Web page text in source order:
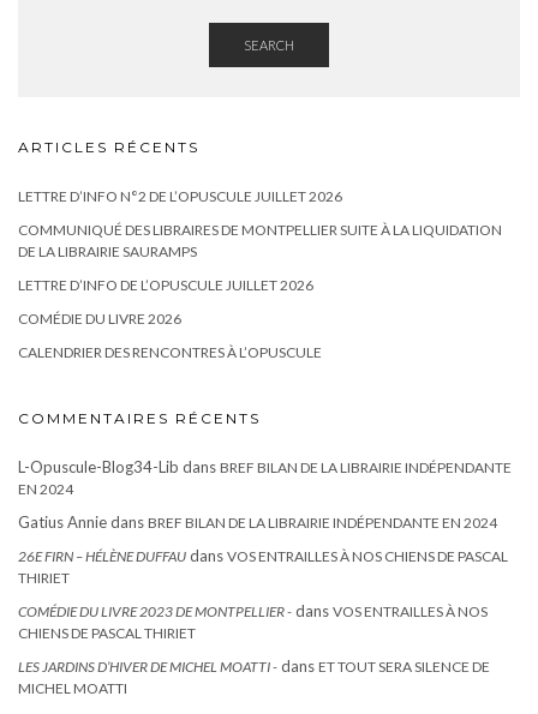
SEARCH
ARTICLES RÉCENTS
LETTRE D’INFO N°2 DE L’OPUSCULE JUILLET 2026
COMMUNIQUÉ DES LIBRAIRES DE MONTPELLIER SUITE À LA LIQUIDATION
DE LA LIBRAIRIE SAURAMPS
LETTRE D’INFO DE L’OPUSCULE JUILLET 2026
COMÉDIE DU LIVRE 2026
CALENDRIER DES RENCONTRES À L’OPUSCULE
COMMENTAIRES RÉCENTS
L-Opuscule-Blog34-Lib dans BREF BILAN DE LA LIBRAIRIE INDÉPENDANTE
EN 2024
Gatius Anniedans BREF BILAN DE LA LIBRAIRIE INDÉPENDANTE EN 2024
26E FIRN – HÉLÈNE DUFFAU dans VOS ENTRAILLES À NOS CHIENS DE PASCAL
THIRIET
COMÉDIE DU LIVRE 2023 DE MONTPELLIER - dans VOS ENTRAILLES À NOS
CHIENS DE PASCAL THIRIET
LES JARDINS D’HIVER DE MICHEL MOATTI - dans ET TOUT SERA SILENCE DE
MICHEL MOATTI